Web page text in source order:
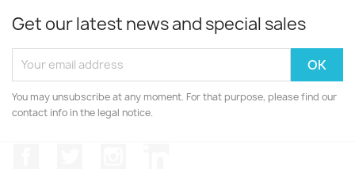
Get our latest news and special sales
You may unsubscribe at any moment. For that purpose, please find our
contact info in the legal notice.